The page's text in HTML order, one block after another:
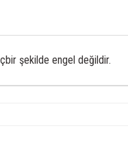
şekilde engel değildir.